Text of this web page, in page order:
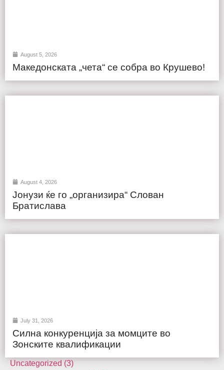
August 5, 2026
Македонската „чета“ се собра во Крушево!
August 4, 2026
Јонузи ќе го „организира“ Слован
Братислава
July 31, 2026
Силна конкуренција за момците во
Зонските квалификации
Uncategorized (3)